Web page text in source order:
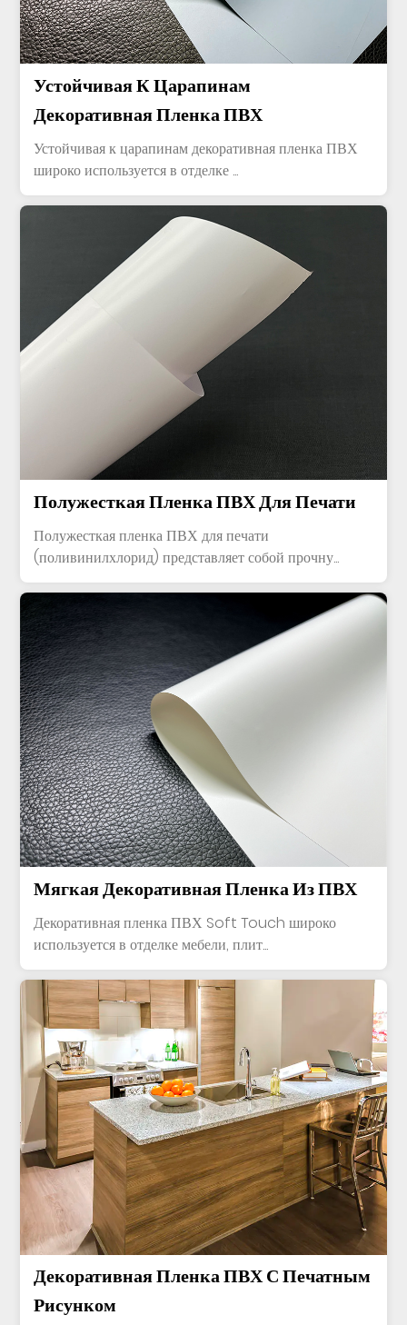
Устойчивая К Царапинам
Декоративная Пленка ПВХ
Устойчивая к царапинам декоративная пленка ПВХ
широко используется в отделке ...
Полужесткая Пленка ПВХ Для Печати
Полужесткая пленка ПВХ для печати
(поливинилхлорид) представляет собой прочну...
Мягкая Декоративная Пленка Из ПВХ
Декоративная пленка ПВХ Soft Touch широко
используется в отделке мебели, плит...
Декоративная Пленка ПВХ С Печатным
Рисунком